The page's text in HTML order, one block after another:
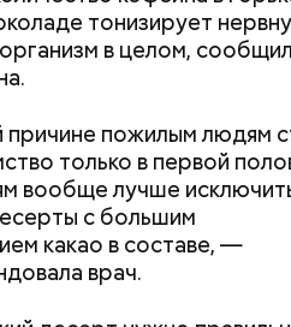
тонизирует
в целом,
пожилым людям
только в первой
вообще лучше
с большим
какао в составе, —
врач.
укрепляет кости, зубы,
действие;
С — работает как
выработке
— достаточно нежная и
стресса он держит
более 300 реакций
влияет на нервную
спазмы, — пояснила
не рекомендован,
день. Но отмечу, что
его свойства, —
Как поменять батареи
не получить штраф